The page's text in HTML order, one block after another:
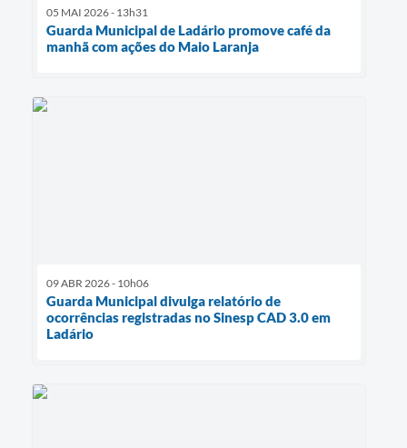
05 MAI 2026 - 13h31
Guarda Municipal de Ladário promove café da
manhã com ações do Maio Laranja
09 ABR 2026 - 10h06
Guarda Municipal divulga relatório de
ocorrências registradas no Sinesp CAD 3.0 em
Ladário